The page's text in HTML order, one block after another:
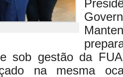
sob gestão da
na mesma